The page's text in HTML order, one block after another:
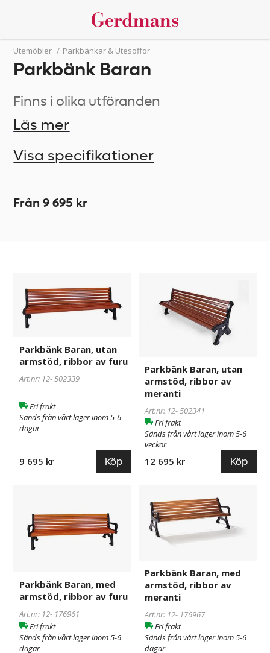
Utemöbler / Parkbänkar & Utesoffor
Parkbänk Baran
Finns i olika utföranden
Läs mer
Visa specifikationer
Från 9 695 kr
Baran,
utan
armstöd,
ribbor
av
furu
Parkbänk Baran, utan
armstöd, ribbor av furu
Art.nr: 12-502339
Fri frakt
Sänds från vårt lager inom 5-6
dagar
9 695 kr Köp
armstöd,
Parkbänk Baran, utan
armstöd, ribbor av
meranti
Art.nr: 12-502341
Fri frakt
Sänds från vårt lager inom 5-6
veckor
12 695 kr Köp
med
armstöd,
ribbor
Parkbänk Baran, med
armstöd, ribbor av furu
Art.nr: 12- 176961
Fri frakt
Sänds från vårt lager inom 5-6
dagar
Baran,
med
armstöd,
ribbor
meranti
Parkbänk Baran, med
armstöd, ribbor av
meranti
Art.nr: 12- 176967
Fri frakt
Sänds från vårt lager inom 5-6
dagar